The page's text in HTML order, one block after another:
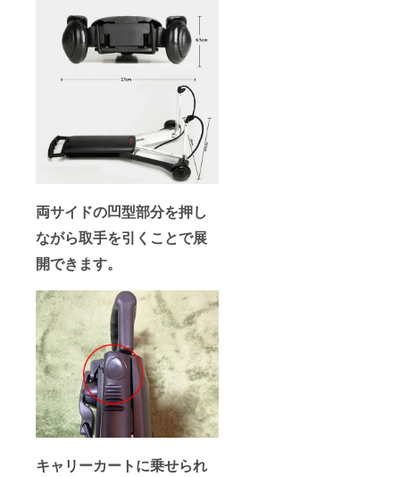
両サイドの凹型部分を押し
ながら取手を引くことで展
開できます。
キャリーカートに乗せられ